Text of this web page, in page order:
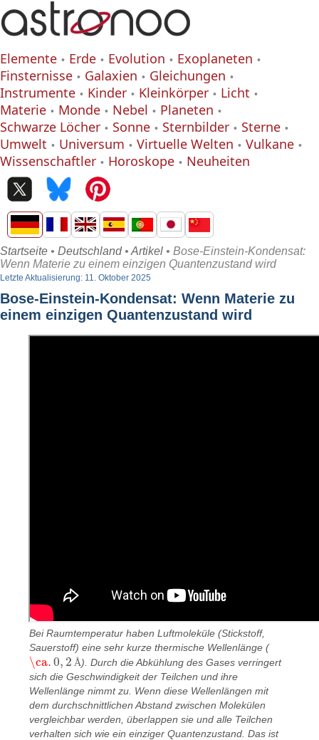
Elemente Erde Evolution
Exoplaneten
Finsternisse
Galaxien
Gleichungen
Instrumente
Kinder Kleinkörper
Licht
Materie
Monde Nebel
Planeten
Schwarze Löcher
Sonne Sternbilder
Sterne
Umwelt
Universum Virtuelle Welten
Vulkane
Wissenschaftler
Horoskope Neuheiten
Startseite • Deutschland• Artikel • Bose-Einstein-Kondensat:
Wenn Materie zu einem einzigen Quantenzustand wird
Letzte Aktualisierung: 11. Oktober 2025
Bose-Einstein-Kondensat: Wenn Materie zu
einem einzigen Quantenzustand wird
Bei Raumtemperatur haben Luftmoleküle (Stickstoff,
Sauerstoff) eine sehr kurze thermische Wellenlänge (
\ca. 0, 2 Å
\ca.0 ,2Å
). Durch die Abkühlung des Gases verringert
sich die Geschwindigkeit der Teilchen und ihre
Wellenlänge nimmt zu. Wenn diese Wellenlängen mit
dem durchschnittlichen Abstand zwischen Molekülen
vergleichbar werden, überlappen sie und alle Teilchen
verhalten sich wie ein einziger Quantenzustand. Das ist